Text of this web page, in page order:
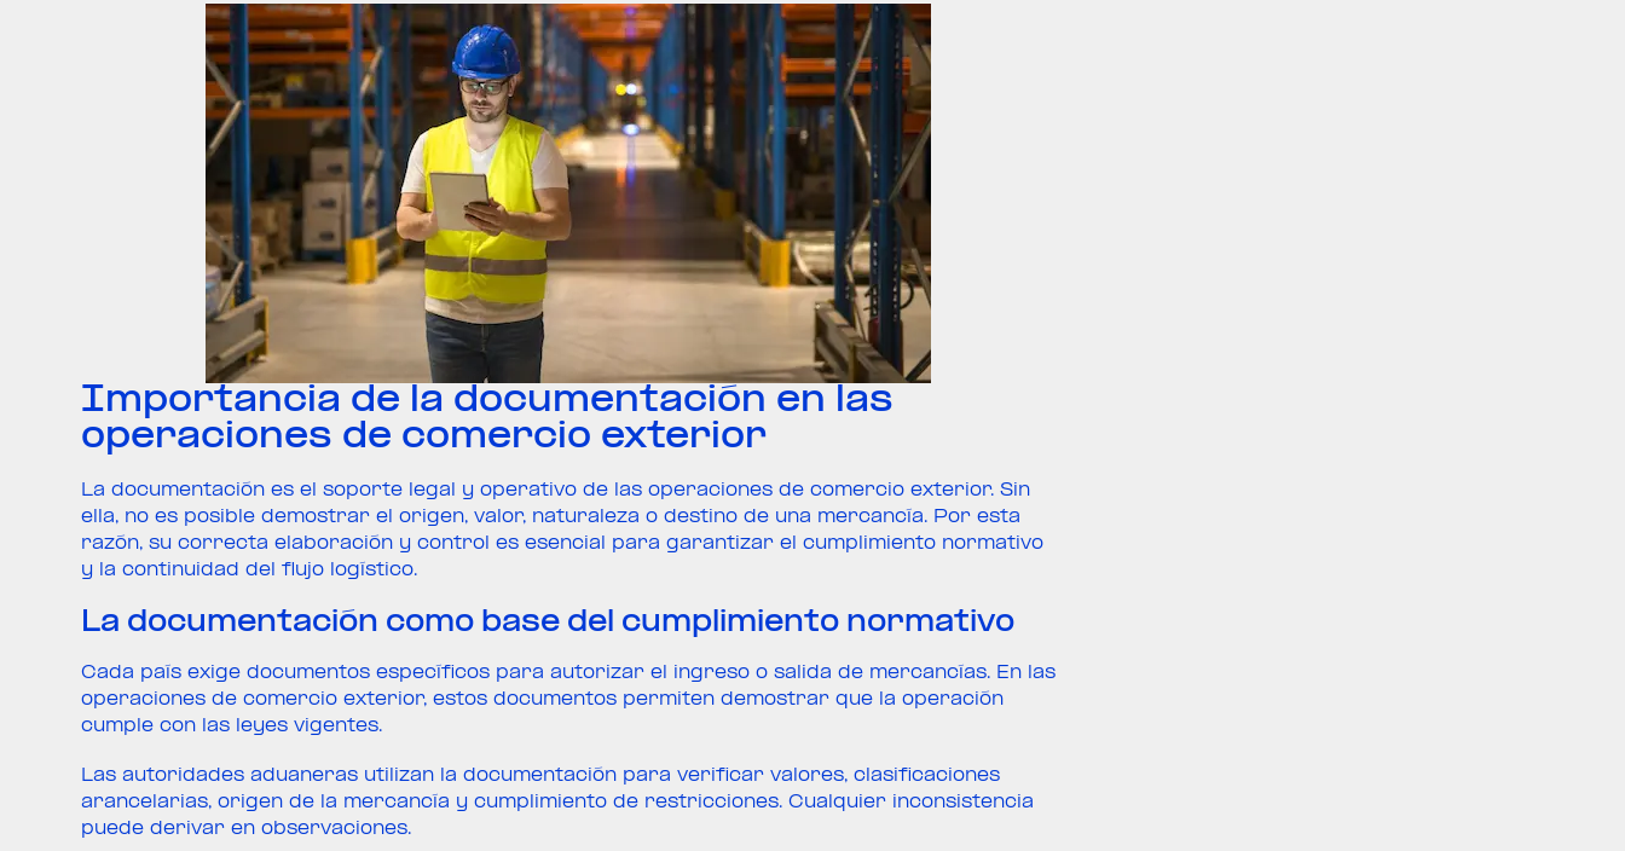
Importancia de la documentación en las
operaciones de comercio exterior
La documentación es el soporte legal y operativo de las operaciones de comercio exterior. Sin
ella, no es posible demostrar el origen, valor, naturaleza o destino de una mercancía. Por esta
razón, su correcta elaboración y control es esencial para garantizar el cumplimiento normativo
y la continuidad del flujo logístico.
La documentación como base del cumplimiento normativo
Cada país exige documentos específicos para autorizar el ingreso o salida de mercancías. En las
operaciones de comercio exterior, estos documentos permiten demostrar que la operación
cumple con las leyes vigentes.
Las autoridades aduaneras utilizan la documentación para verificar valores, clasificaciones
arancelarias, origen de la mercancía y cumplimiento de restricciones. Cualquier inconsistencia
puede derivar en observaciones.